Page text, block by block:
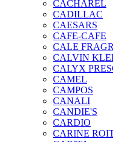
CACHAREL
CADILLAC
CAESARS
CAFE-CAFE
CALE
CALVIN
CALYX
CAMEL
CAMPOS
CANALI
CANDIE'S
CARDIO
CARINE